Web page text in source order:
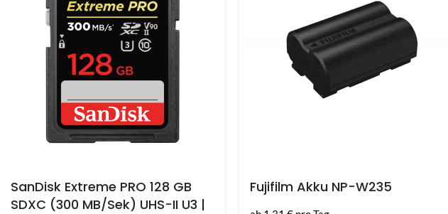
SanDisk Extreme PRO 128 GB
SDXC (300 MB/Sek) UHS-II U3 |
Fujifilm Akku NP-W235